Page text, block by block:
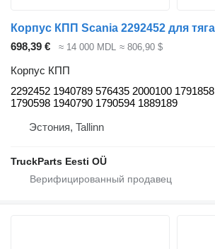
698,39 € ≈ 14 000 MDL ≈ 806,90 $
Корпус КПП
2292452 1940789 576435 2000100 1791858
1790598 1940790 1790594 1889189
Эстония, Tallinn
TruckParts Eesti OÜ